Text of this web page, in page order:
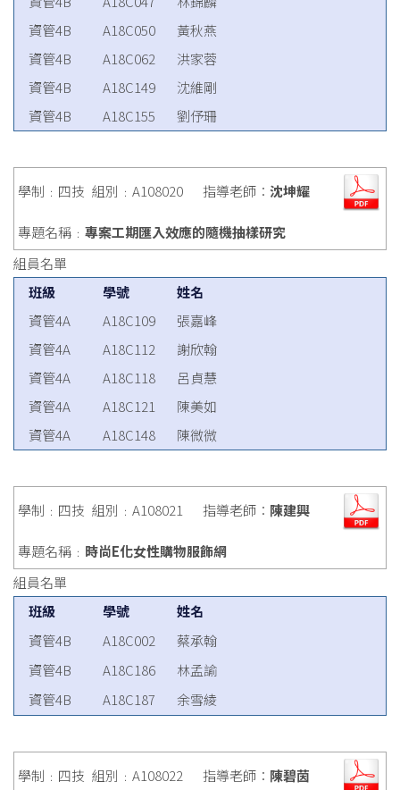
資管4B
A18C050
黃秋燕
資管4B
A18C062
洪家蓉
資管4B
A18C149
沈維剛
資管4B
A18C155 劉伃珊
學制﹕四技 組別﹕A108020 指導老師： 沈坤耀
專題名稱﹕ 專案工期匯入效應的隨機抽樣研究
組員名單
班級
學號
姓名
資管4A
A18C109
張嘉峰
資管4A
A18C112
謝欣翰
資管4A
A18C118
呂貞慧
資管4A
A18C121
陳美如
資管4A
A18C148 陳微微
學制﹕四技 組別﹕A108021 指導老師： 陳建興
專題名稱﹕ 時尚E化女性購物服飾網
組員名單
班級
學號
姓名
資管4B
A18C002
蔡承翰
資管4B
A18C186
林孟諭
資管4B
A18C187 余雪綾
學制﹕四技 組別﹕A108022 指導老師： 陳碧茵